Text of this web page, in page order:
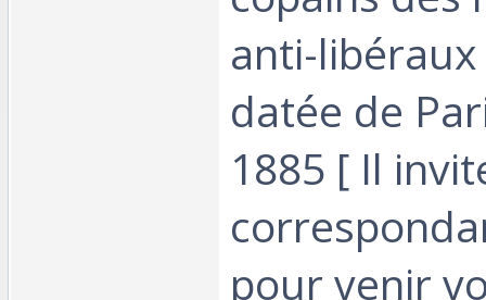
anti-libéraux
datée de
1885 [ Il
pour venir